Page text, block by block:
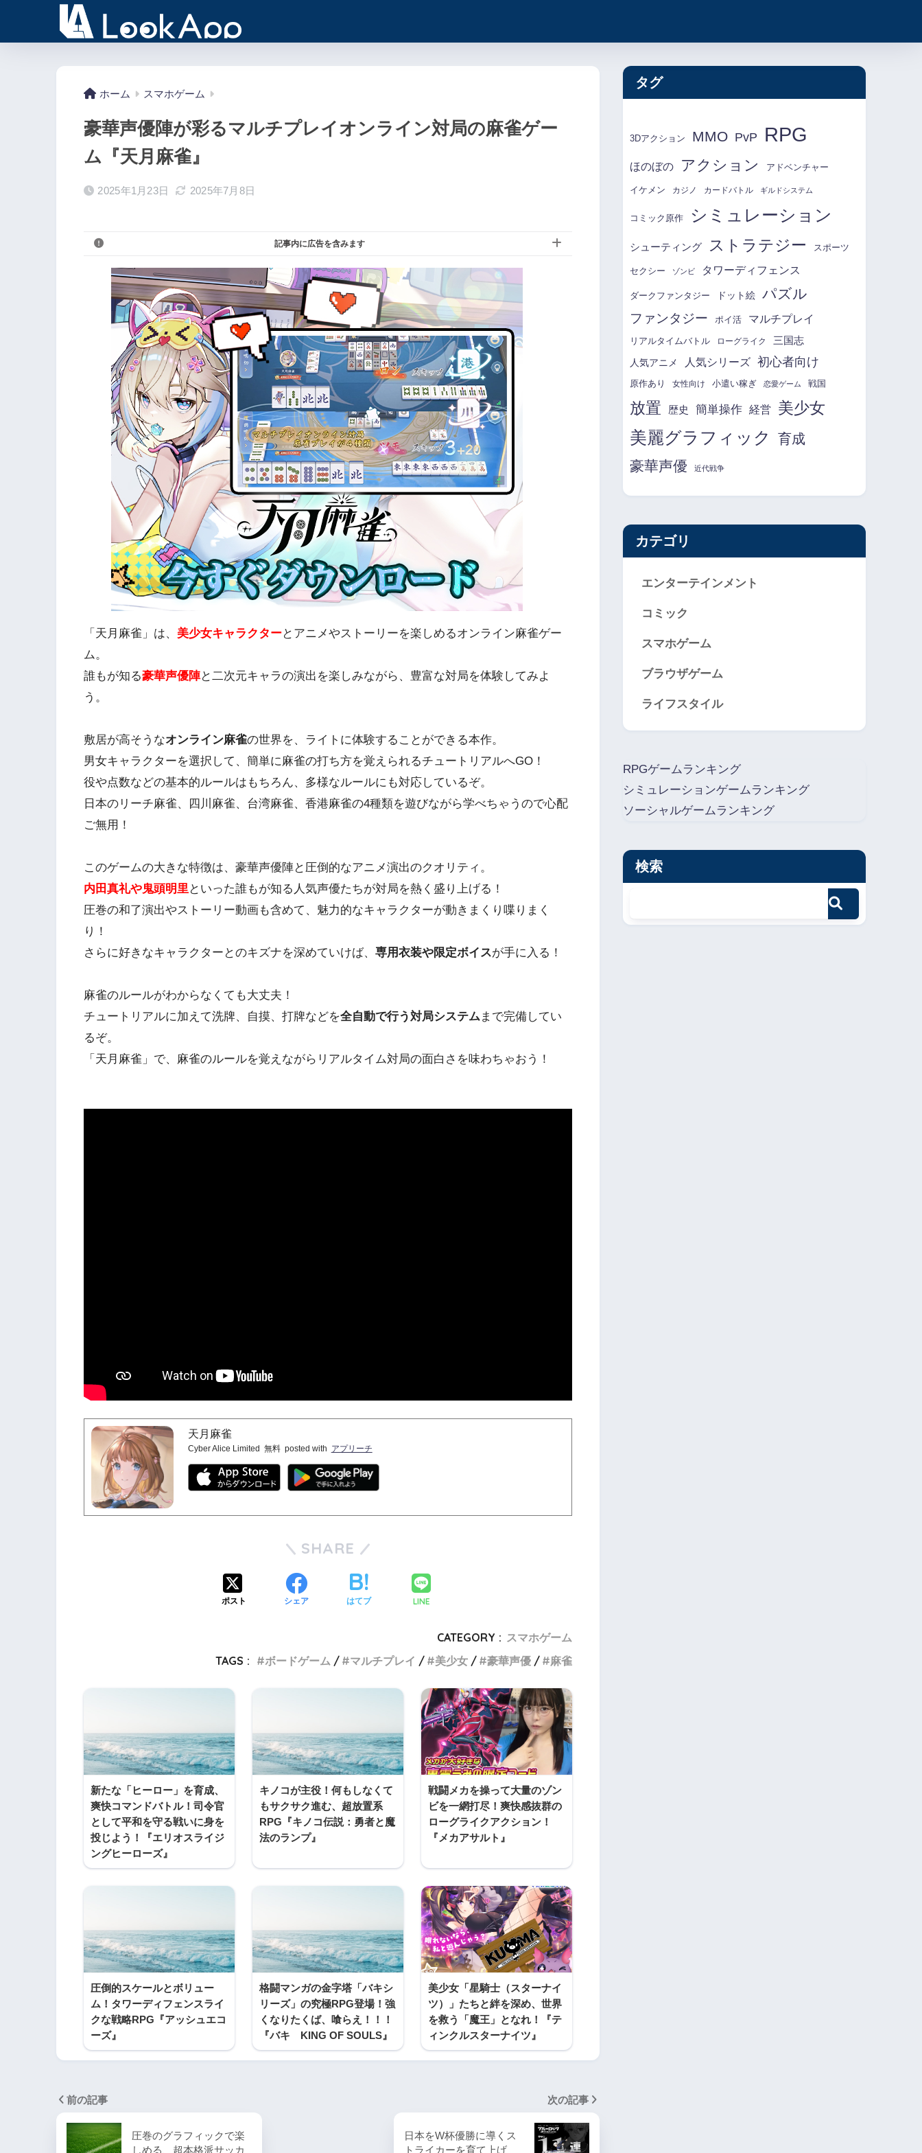
ホーム スマホゲーム
豪華声優陣が彩るマルチプレイオンライン対局の麻雀ゲー
ム『天月麻雀』
2025年1月23日 2025年7月8日
記事内に広告を含みます
「天月麻雀」は、 美少女キャラクターとアニメやストーリーを楽しめるオンライン麻雀ゲー
ム。
誰もが知る豪華声優陣と二次元キャラの演出を楽しみながら、豊富な対局を体験してみよ
う。
敷居が高そうなオンライン麻雀の世界を、ライトに体験することができる本作。
男女キャラクターを選択して、簡単に麻雀の打ち方を覚えられるチュートリアルへGO！
役や点数などの基本的ルールはもちろん、多様なルールにも対応しているぞ。
日本のリーチ麻雀、四川麻雀、台湾麻雀、香港麻雀の4種類を遊びながら学べちゃうので心配
ご無用！
このゲームの大きな特徴は、豪華声優陣と圧倒的なアニメ演出のクオリティ。
内田真礼や鬼頭明里といった誰もが知る人気声優たちが対局を熱く盛り上げる！
圧巻の和了演出やストーリー動画も含めて、魅力的なキャラクターが動きまくり喋りまく
り！
さらに好きなキャラクターとのキズナを深めていけば、 専用衣装や限定ボイスが手に入る！
麻雀のルールがわからなくても大丈夫！
チュートリアルに加えて洗牌、自摸、打牌などを全自動で行う対局システムまで完備してい
るぞ。
「天月麻雀」で、麻雀のルールを覚えながらリアルタイム対局の面白さを味わちゃおう！
天月麻雀
Cyber Alice Limited 無料 posted with アプリーチ
SHARE
ポスト シェア はてブ LINE
CATEGORY : スマホゲーム
TAGS :
ボードゲーム マルチプレイ 美少女 豪華声優 麻雀
新たな「ヒーロー」を育成、
爽快コマンドバトル！司令官
として平和を守る戦いに身を
投じよう！『エリオスライジ
ングヒーローズ』
キノコが主役！何もしなくて
もサクサク進む、超放置系
RPG『キノコ伝説：勇者と魔
法のランプ』
戦闘メカを操って大量のゾン
ビを一網打尽！爽快感抜群の
ローグライクアクション！
『メカアサルト』
圧倒的スケールとボリュー
ム！タワーディフェンスライ
クな戦略RPG『アッシュエコ
ーズ』
格闘マンガの金字塔「バキシ
リーズ」の究極RPG登場！強
くなりたくば、喰らえ！！！
『バキ KING OF SOULS』
美少女「星騎士（スターナイ
ツ）」たちと絆を深め、世界
を救う「魔王」となれ！『テ
ィンクルスターナイツ』
前の記事
圧巻のグラフィックで楽
しめる、超本格派サッカ
次の記事
日本をW杯優勝に導くス
トライカーを育て上げ
タグ
3Dアクション MMO PvP RPG
ほのぼの アクション アドベンチャー
イケメン カジノ カードバトル ギルドシステム
コミック原作 シミュレーション
シューティング ストラテジー スポーツ
セクシー ゾンビ タワーディフェンス
ダークファンタジー ドット絵 パズル
ファンタジー ポイ活 マルチプレイ
リアルタイムバトル ローグライク 三国志
人気アニメ 人気シリーズ 初心者向け
原作あり 女性向け 小遣い稼ぎ 恋愛ゲーム 戦国
放置 歴史 簡単操作 経営 美少女
美麗グラフィック
育成
豪華声優
近代戦争
カテゴリ
エンターテインメント
コミック
スマホゲーム
ブラウザゲーム
ライフスタイル
RPGゲームランキング
シミュレーションゲームランキング
ソーシャルゲームランキング
検索